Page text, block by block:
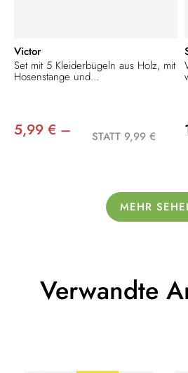
Victor
Set mit 5 Kleiderbügeln aus Holz, mit
Hosenstange und...
5,99 € – STATT 9,99 €
MEHR
Verwandte